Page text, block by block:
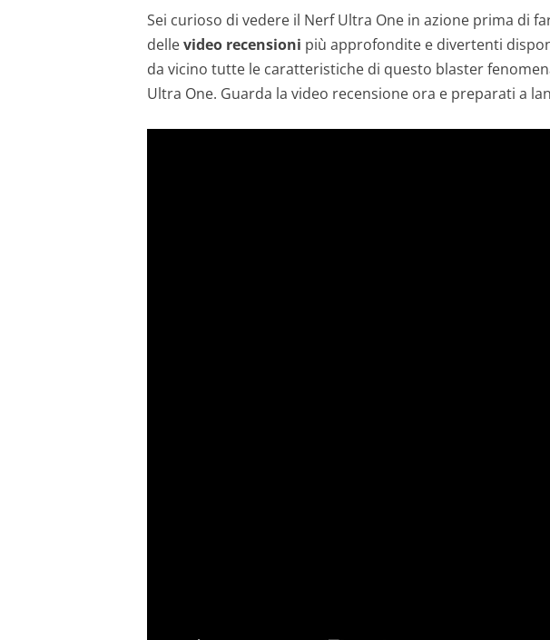
Sei curioso di vedere il Nerf Ultra One in azione prima di
dellevideo recensioni più approfondite e divertenti
da vicino tutte le caratteristiche di questo blaster
Ultra One. Guarda la video recensione ora e preparati a